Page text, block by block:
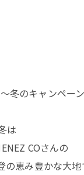
冬のキャンペー
は
COさんの
の恵み豊かな大